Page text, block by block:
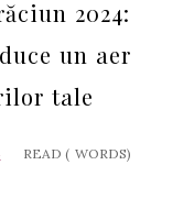
2024:
un aer
tale
READ ( WORDS)